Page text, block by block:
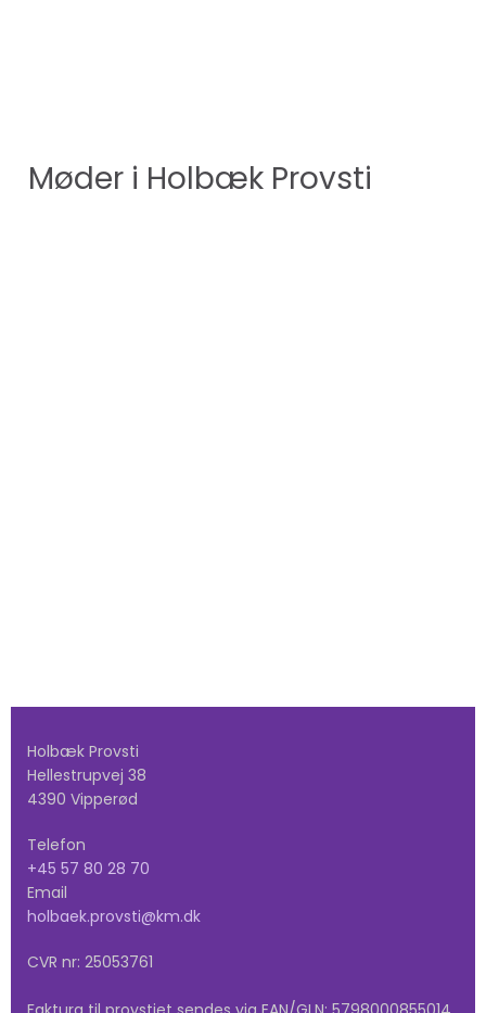
Møder i Holbæk Provsti
Holbæk Provsti
Hellestrupvej 38
4390 Vipperød
Telefon
+45 57 80 28 70
Email
holbaek.provsti@km.dk
CVR nr: 25053761